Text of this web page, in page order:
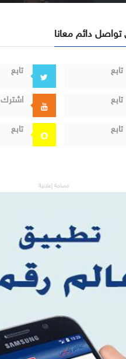
دائم معانا
تابع
تابع
تابع
اشترك
تابع
تابع
مساحة إعلانية